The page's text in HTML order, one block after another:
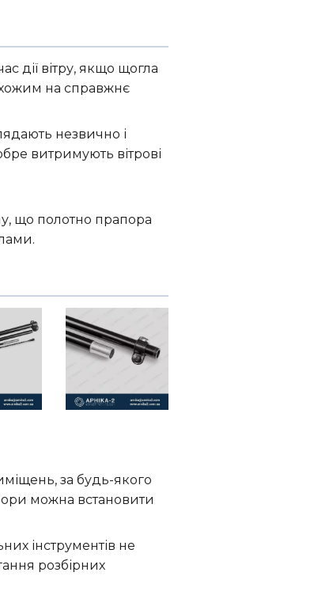
дії вітру, якщо щогла
на справжнє
незвично і
витримують вітрові
що полотно прапора
за будь-якого
можна встановити
інструментів не
розбірних